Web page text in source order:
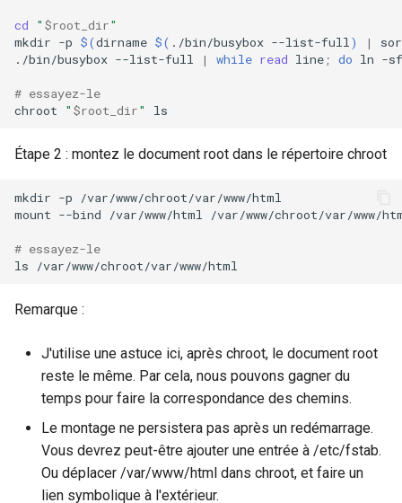
cd " $root_dir"
mkdir -p $(dirname $( ./bin/busybox --list-full ) |
./bin/busybox --list-full | while read line ; do ln -sf
# essayez-le
chroot
" $root_dir"
Étape 2 : montez le document root dans le répertoire chroot
mkdir -p
/var/www/chroot/var/www/html
mount --bind /var/www/html /var/www/chroot/var/www/
# essayez-le
ls
Remarque :
J'utilise une astuce ici, après chroot, le document root
reste le même. Par cela, nous pouvons gagner du
temps pour faire la correspondance des chemins.
Le montage ne persistera pas après un redémarrage.
Vous devrez peut-être ajouter une entrée à /etc/fstab.
Ou déplacer /var/www/html dans chroot, et faire un
lien symbolique à l'extérieur.